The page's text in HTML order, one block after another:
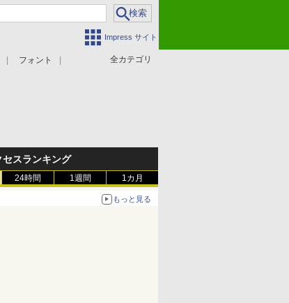
Impress サイト
全カテゴリ
フォント
セスランキング
24時間 1週間 1カ月
もっと見る